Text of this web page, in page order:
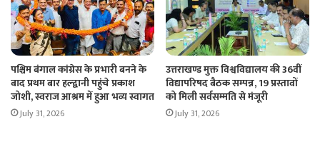
पश्चिम बंगाल कांग्रेस के प्रभारी बनने के
बाद प्रथम बार हल्द्वानी पहुंचे प्रकाश
जोशी, स्वराज आश्रम में हुआ भव्य स्वागत
July 31, 2026
उत्तराखण्ड मुक्त विश्वविद्यालय की 36वीं
विद्यापरिषद बैठक सम्पन्न, 19 प्रस्तावों
को मिली सर्वसम्मति से मंजूरी
July 31, 2026